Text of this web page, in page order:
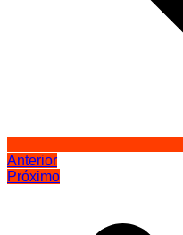
Anterior
Próximo